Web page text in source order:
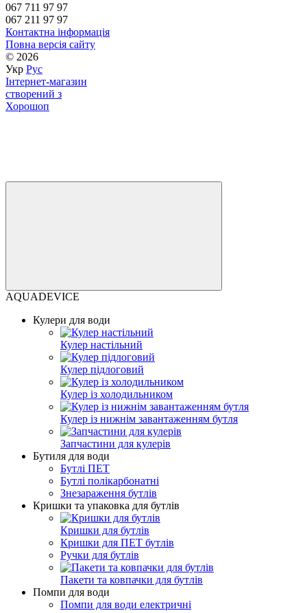
067 711 97 97
067 211 97 97
Контактна інформація
Повна версія сайту
© 2026
Укр Рус
Інтернет-магазин
створений з
Хорошоп
AQUADEVICE
Кулери для води
Кулер настільний
Кулер підлоговий
Кулер із холодильником
Кулер із нижнім завантаженням бутля
Запчастини для кулерів
Бутиля для води
Бутлі ПЕТ
Бутлі полікарбонатні
Знезараження бутлів
Кришки та упаковка для бутлів
Кришки для бутлів
Кришки для ПЕТ бутлів
Ручки для бутлів
Пакети та ковпачки для бутлів
Помпи для води
Помпи для води електричні